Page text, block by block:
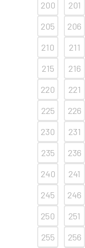
200
201
205
206
210
211
215
216
220
221
225
226
230
231
235
236
240
241
245
246
250
251
255
256